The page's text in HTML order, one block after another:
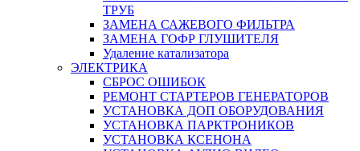
ТРУБ
ЗАМЕНА САЖЕВОГО ФИЛЬТРА
ЗАМЕНА ГОФР ГЛУШИТЕЛЯ
Удаление катализатора
ЭЛЕКТРИКА
СБРОС ОШИБОК
РЕМОНТ СТАРТЕРОВ ГЕНЕРАТОРОВ
УСТАНОВКА ДОП ОБОРУДОВАНИЯ
УСТАНОВКА ПАРКТРОНИКОВ
УСТАНОВКА КСЕНОНА